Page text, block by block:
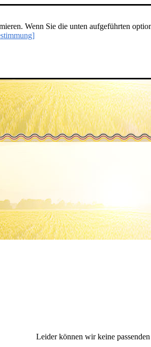
Wenn Sie die unten aufgeführten
Leider können wir keine